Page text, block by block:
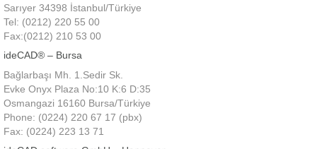
Sarıyer 34398 İstanbul/Türkiye
Tel: (0212) 220 55 00
Fax:(0212) 210 53 00
ideCAD® – Bursa
Bağlarbaşı Mh. 1.Sedir Sk.
Evke Onyx Plaza No:10 K:6 D:35
Osmangazi 16160 Bursa/Türkiye
Phone: (0224) 220 67 17 (pbx)
Fax: (0224) 223 13 71